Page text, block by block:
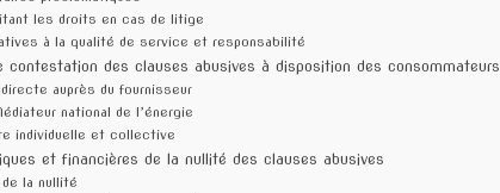
les droits en cas de litige
à la qualité de service et responsabilité
contestation des clauses abusives à disposition des consommateurs
auprès du fournisseur
national de l’énergie
individuelle et collective
et financières de la nullité des clauses abusives
la nullité